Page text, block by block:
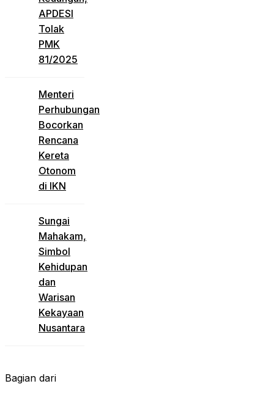
APDESI
Tolak
PMK
81/2025
Menteri
Perhubungan
Bocorkan
Rencana
Kereta
Otonom
di IKN
Sungai
Mahakam,
Simbol
Kehidupan
dan
Warisan
Kekayaan
Nusantara
Bagian dari